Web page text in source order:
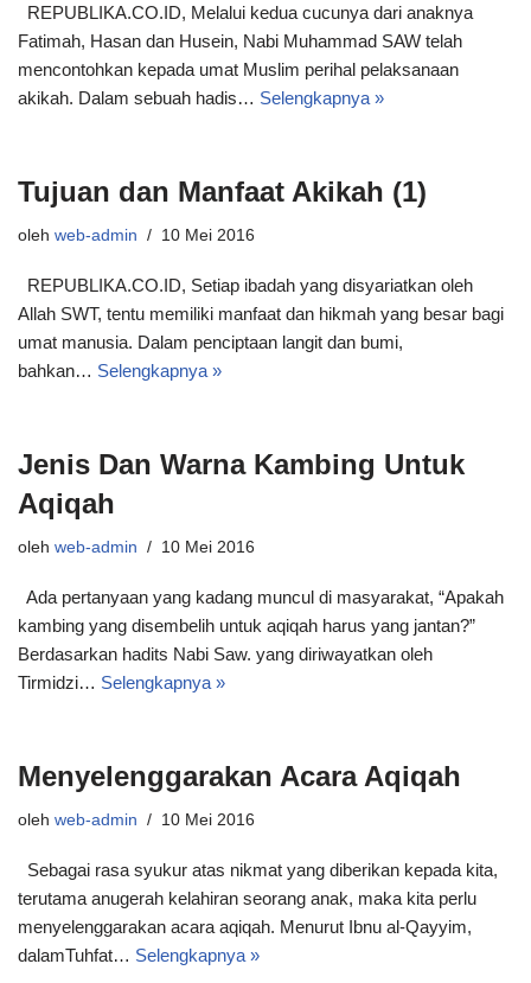
REPUBLIKA.CO.ID, Melalui kedua cucunya dari anaknya
Fatimah, Hasan dan Husein, Nabi Muhammad SAW telah
mencontohkan kepada umat Muslim perihal pelaksanaan
akikah. Dalam sebuah hadis… Selengkapnya »
Tujuan dan Manfaat Akikah (1)
oleh web-admin 10 Mei 2016
REPUBLIKA.CO.ID, Setiap ibadah yang disyariatkan oleh
Allah SWT, tentu memiliki manfaat dan hikmah yang besar bagi
umat manusia. Dalam penciptaan langit dan bumi,
bahkan… Selengkapnya »
Jenis Dan Warna Kambing Untuk
Aqiqah
oleh web-admin 10 Mei 2016
Ada pertanyaan yang kadang muncul di masyarakat, “Apakah
kambing yang disembelih untuk aqiqah harus yang jantan?”
Berdasarkan hadits Nabi Saw. yang diriwayatkan oleh
Tirmidzi… Selengkapnya »
Menyelenggarakan Acara Aqiqah
oleh web-admin 10 Mei 2016
Sebagai rasa syukur atas nikmat yang diberikan kepada kita,
terutama anugerah kelahiran seorang anak, maka kita perlu
menyelenggarakan acara aqiqah. Menurut Ibnu al-Qayyim,
dalamTuhfat… Selengkapnya »